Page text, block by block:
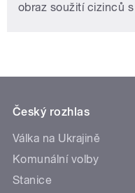
obraz soužití cizinců
Český rozhlas
Válka na Ukrajině
Komunální volby
Stanice